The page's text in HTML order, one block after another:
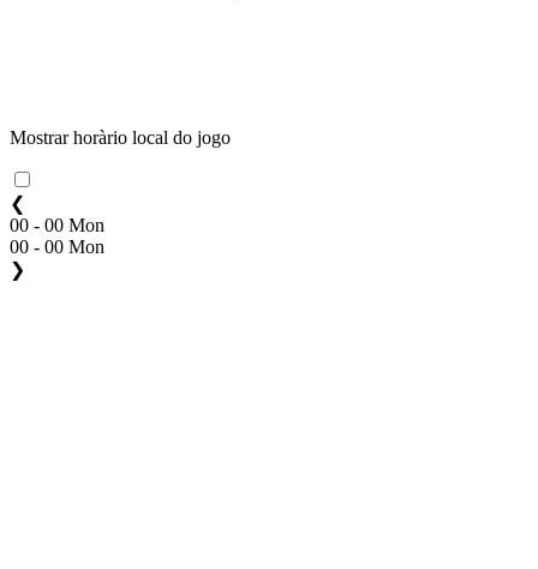
Mostrar horàrio local do jogo
❮
00 - 00 Mon
00 - 00 Mon
❯